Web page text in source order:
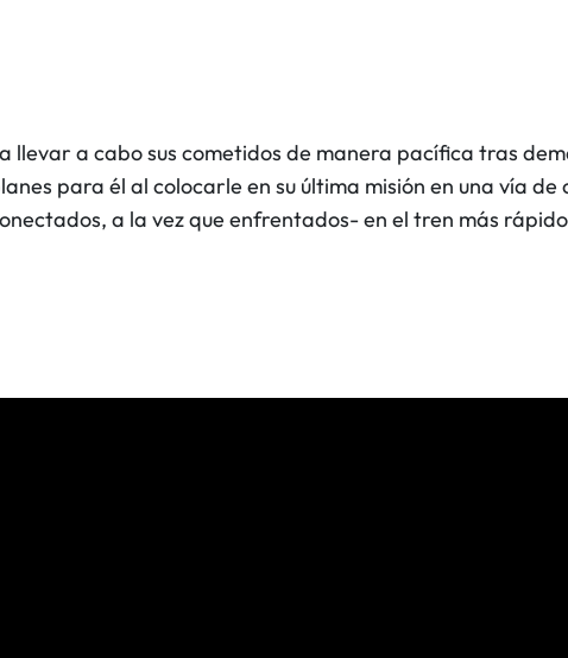
llevar a cabo sus cometidos de manera pacífica tras
para él al colocarle en su última misión en una vía de
a la vez que enfrentados- en el tren más